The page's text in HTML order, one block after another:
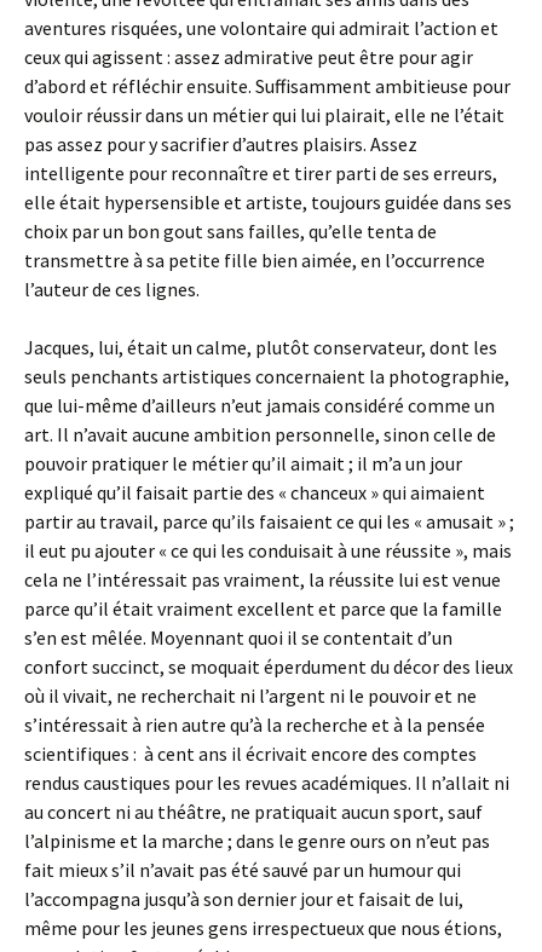
aventures risquées, une volontaire qui admirait l’action et
ceux qui agissent : assez admirative peut être pour agir
d’abord et réfléchir ensuite. Suffisamment ambitieuse pour
vouloir réussir dans un métier qui lui plairait, elle ne l’était
pas assez pour y sacrifier d’autres plaisirs. Assez
intelligente pour reconnaître et tirer parti de ses erreurs,
elle était hypersensible et artiste, toujours guidée dans ses
choix par un bon gout sans failles, qu’elle tenta de
transmettre à sa petite fille bien aimée, en l’occurrence
l’auteur de ces lignes.
Jacques, lui, était un calme, plutôt conservateur, dont les
seuls penchants artistiques concernaient la photographie,
que lui-même d’ailleurs n’eut jamais considéré comme un
art. Il n’avait aucune ambition personnelle, sinon celle de
pouvoir pratiquer le métier qu’il aimait ; il m’a un jour
expliqué qu’il faisait partie des « chanceux » qui aimaient
partir au travail, parce qu’ils faisaient ce qui les « amusait » ;
il eut pu ajouter « ce qui les conduisait à une réussite », mais
cela ne l’intéressait pas vraiment, la réussite lui est venue
parce qu’il était vraiment excellent et parce que la famille
s’en est mêlée. Moyennant quoi il se contentait d’un
confort succinct, se moquait éperdument du décor des lieux
où il vivait, ne recherchait ni l’argent ni le pouvoir et ne
s’intéressait à rien autre qu’à la recherche et à la pensée
scientifiques : à cent ans il écrivait encore des comptes
rendus caustiques pour les revues académiques. Il n’allait ni
au concert ni au théâtre, ne pratiquait aucun sport, sauf
l’alpinisme et la marche ; dans le genre ours on n’eut pas
fait mieux s’il n’avait pas été sauvé par un humour qui
l’accompagna jusqu’à son dernier jour et faisait de lui,
même pour les jeunes gens irrespectueux que nous étions,